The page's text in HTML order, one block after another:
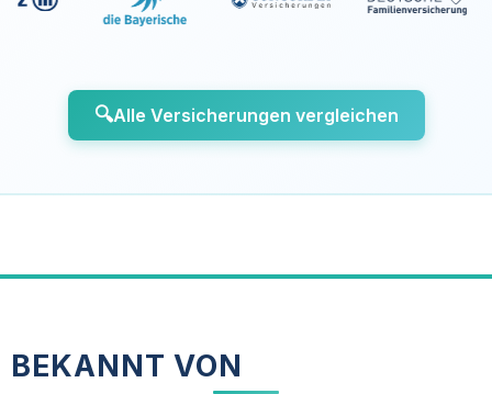
🔍Alle Versicherungen vergleichen
BEKANNT VON